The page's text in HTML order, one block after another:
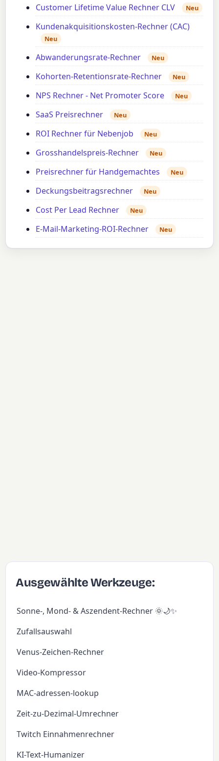
Customer Lifetime Value Rechner CLV
Neu
Kundenakquisitionskosten-Rechner (CAC)
Neu
Abwanderungsrate-Rechner Neu
Kohorten-Retentionsrate-Rechner Neu
NPS Rechner - Net Promoter Score Neu
SaaS Preisrechner Neu
ROI Rechner für Nebenjob Neu
Grosshandelspreis-Rechner Neu
Preisrechner für Handgemachtes Neu
Deckungsbeitragsrechner Neu
Cost Per Lead Rechner Neu
E-Mail-Marketing-ROI-Rechner Neu
Ausgewählte Werkzeuge:
Sonne-, Mond- & Aszendent-Rechner 🌞🌙✨
Zufallsauswahl
Venus-Zeichen-Rechner
Video-Kompressor
MAC-adressen-lookup
Zeit-zu-Dezimal-Umrechner
Twitch Einnahmenrechner
KI-Text-Humanizer